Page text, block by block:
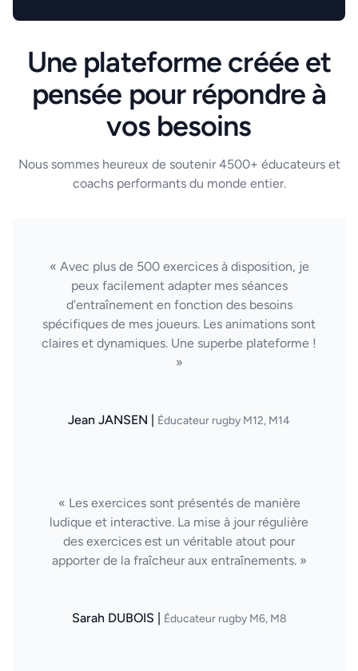
Une plateforme créée et
pensée pour répondre à
vos besoins
Nous sommes heureux de soutenir 4500+ éducateurs et
coachs performants du monde entier.
« Avec plus de 500 exercices à disposition, je
peux facilement adapter mes séances
d'entraînement en fonction des besoins
spécifiques de mes joueurs. Les animations sont
claires et dynamiques. Une superbe plateforme !
»
Jean JANSEN | Éducateur rugby M12, M14
« Les exercices sont présentés de manière
ludique et interactive. La mise à jour régulière
des exercices est un véritable atout pour
apporter de la fraîcheur aux entraînements. »
Sarah DUBOIS | Éducateur rugby M6, M8